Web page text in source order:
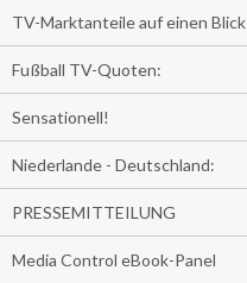
TV-Marktanteile auf einen Blick
Fußball TV-Quoten:
Sensationell!
Niederlande - Deutschland:
PRESSEMITTEILUNG
Media Control eBook-Panel